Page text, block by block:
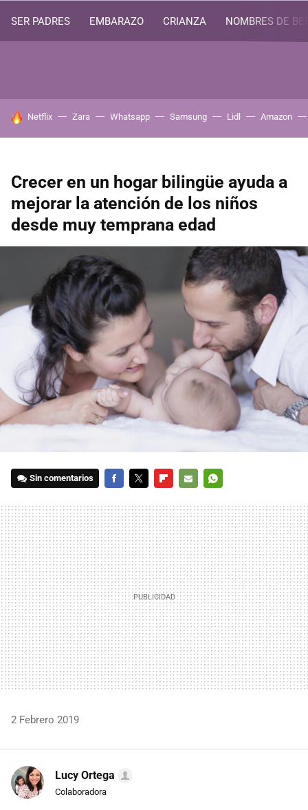
SER PADRES EMBARAZO CRIANZA NOMBRES DE
HOY SE HABLA DE
Netflix Zara Whatsapp Samsung Lidl Amazon
Crecer en un hogar bilingüe ayuda a
mejorar la atención de los niños
desde muy temprana edad
Sin comentarios
MAIL
2 Febrero 2019
Lucy Ortega
Colaboradora